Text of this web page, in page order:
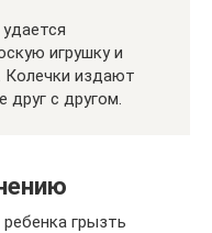
игрушку и
Колечки издают
друг с другом.
грызть